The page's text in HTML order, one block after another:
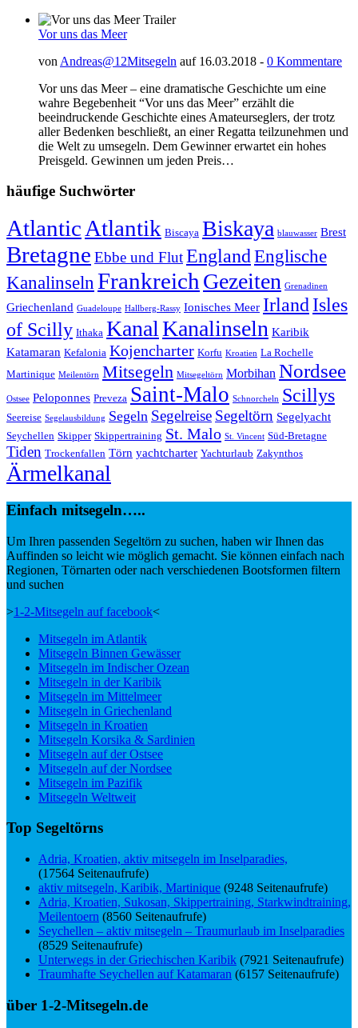
Vor uns das Meer
von Andreas@12Mitsegeln auf 16.03.2018 - 0 Kommentare
Vor uns das Meer – eine dramatische Geschichte um eine
wahre Begebenheit “Vor uns das Meer” erzählt die
beeindruckende Geschichte eines Amateurseglers, der trotz
aller Bedenken beschließt, an einer Regatta teilzunehmen und
die Welt zu umsegeln. Dem Gewinner erwartet ein hohes
Preisgeld. Gewinnen um jeden Preis…
häufige Suchwörter
Atlantic Atlantik Biscaya Biskaya blauwasser Brest
Bretagne Ebbe und Flut England Englische
Kanalinseln Frankreich Gezeiten Grenadinen
Griechenland Guadeloupe Hallberg-Rassy Ionisches Meer Irland Isles
of Scilly Ithaka Kanal Kanalinseln Karibik
Katamaran Kefalonia Kojencharter Korfu Kroatien La Rochelle
Martinique Meilentörn Mitsegeln Mitsegeltörn Morbihan Nordsee
Ostsee Peloponnes Preveza Saint-Malo Schnorcheln Scillys
Seereise Segelausbildung Segeln Segelreise Segeltörn Segelyacht
Seychellen Skipper Skippertraining St. Malo St. Vincent Süd-Bretagne
Tiden Trockenfallen Törn yachtcharter Yachturlaub Zakynthos
Ärmelkanal
Einfach mitsegeln…..
Um Ihren passenden Segeltörn zu suchen, haben wir Ihnen das
Auffinden so leicht wie möglich gemacht. Sie können einfach nach
Regionen, Törnarten oder nach verschiedenen Bootsformen filtern
und suchen
>1-2-Mitsegeln auf facebook<
Mitsegeln im Atlantik
Mitsegeln Binnen Gewässer
Mitsegeln im Indischer Ozean
Mitsegeln in der Karibik
Mitsegeln im Mittelmeer
Mitsegeln in Griechenland
Mitsegeln in Kroatien
Mitsegeln Korsika & Sardinien
Mitsegeln auf der Ostsee
Mitsegeln auf der Nordsee
Mitsegeln im Pazifik
Mitsegeln Weltweit
Top Segeltörns
Adria, Kroatien, aktiv mitsegeln im Inselparadies,
(17564 Seitenaufrufe)
aktiv mitsegeln, Karibik, Martinique (9248 Seitenaufrufe)
Adria, Kroatien, Sukosan, Skippertraining, Starkwindtraining,
Meilentoern (8560 Seitenaufrufe)
Seychellen – aktiv mitsegeln – Traumurlaub im Inselparadies
(8529 Seitenaufrufe)
Unterwegs in der Griechischen Karibik (7921 Seitenaufrufe)
Traumhafte Seychellen auf Katamaran (6157 Seitenaufrufe)
über 1-2-Mitsegeln.de